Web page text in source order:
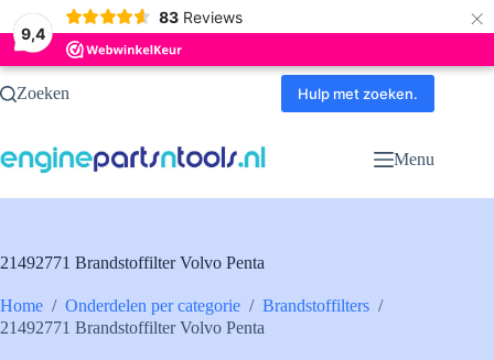
9,4
83 Reviews ×
Ga
naarZoeken Hulp met zoeken.
Menu
21492771 Brandstoffilter Volvo Penta
Home / Onderdelen per categorie / Brandstoffilters /
21492771 Brandstoffilter Volvo Penta